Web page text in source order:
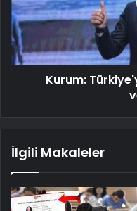
Kurum:
İlgili Makaleler